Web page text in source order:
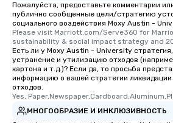
Пожалуйста, предоставьте комментарии
публично сообщенные цели/стратегию
социального воздействия Moxy Austin -
Please visit Marriott.com/Serve360 for
sustainability & social impact strategy and
Есть ли у Moxy Austin - University
устранение и утилизацию отходов
картона и т.д.)? Если да, то просьба
информацию о вашей стратегии
отходов.
Yes,
МНОГООБРАЗИЕ И ИНКЛЮЗИВНОСТЬ